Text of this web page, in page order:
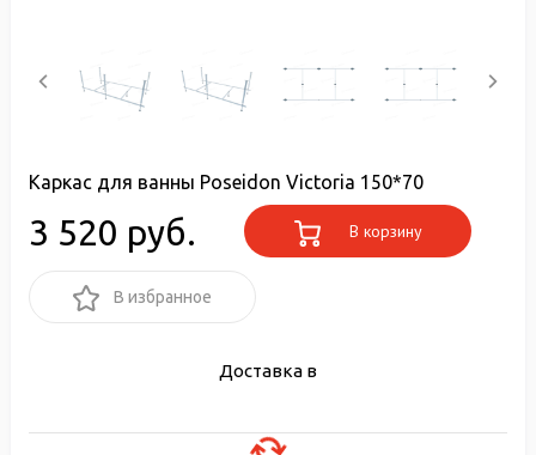
Каркас для ванны Poseidon Victoria 150*70
3 520 руб. В корзину
В избранное
Доставка в